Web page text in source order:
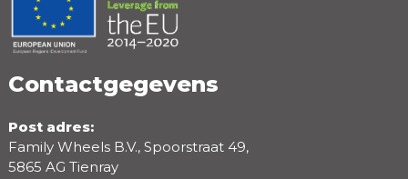
Positieve punten
Contactgegevens
Post adres:
Family Wheels B.V., Spoorstraat 49,
5865 AG Tienray